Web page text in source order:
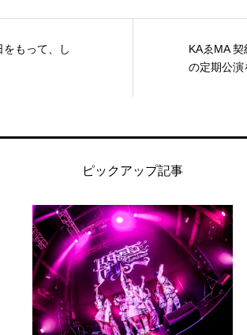
もって、し
KAゑMA
の定期公演
ピックアップ記事